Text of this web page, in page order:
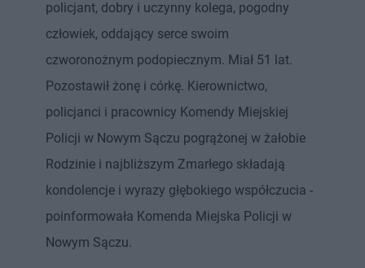
policjant, dobry i uczynny kolega, pogodny
człowiek, oddający serce swoim
czworonożnym podopiecznym. Miał 51 lat.
Pozostawił żonę i córkę. Kierownictwo,
policjanci i pracownicy Komendy Miejskiej
Policji w Nowym Sączu pogrążonej w żałobie
Rodzinie i najbliższym Zmarłego składają
kondolencje i wyrazy głębokiego współczucia -
poinformowała Komenda Miejska Policji w
Nowym Sączu.